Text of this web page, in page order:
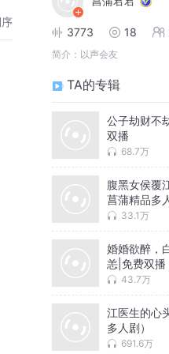
3773 18
简介： 以声会友
TA的专辑
公子劫财不
双播
68.7万
腹黑女侯覆
菖蒲精品多
33.1万
婚婚欲醉，
恙|免费双播
43.7万
江医生的心
多人剧）
691.6万